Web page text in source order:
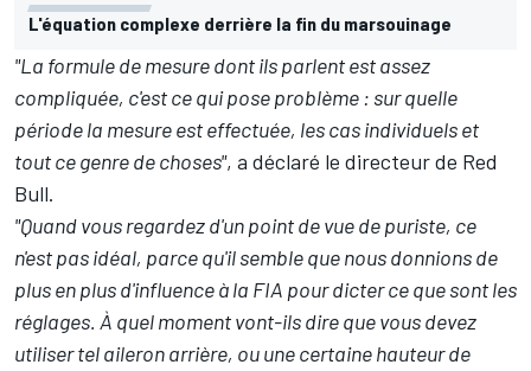
L'équation complexe derrière la fin du marsouinage
"La formule de mesure dont ils parlent est assez
compliquée, c'est ce qui pose problème : sur quelle
période la mesure est effectuée, les cas individuels et
tout ce genre de choses", a déclaré le directeur de Red
Bull.
"Quand vous regardez d'un point de vue de puriste, ce
n'est pas idéal, parce qu'il semble que nous donnions de
plus en plus d'influence à la FIA pour dicter ce que sont les
réglages. À quel moment vont-ils dire que vous devez
utiliser tel aileron arrière, ou une certaine hauteur de